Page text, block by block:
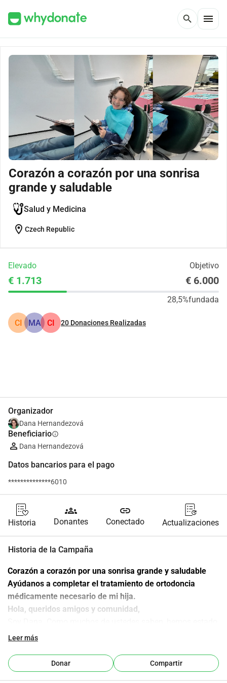
search menu
Corazón a corazón por una sonrisa
grande y saludable
Salud y Medicina
location_on Czech Republic
Elevado Objetivo
€ 1.713 € 6.000
28,5%fundada
CI MA CI 20 Donaciones Realizadas
Organizador
Dana Hernandezová
Beneficiarioinfo
Dana Hernandezová
Datos bancarios para el pago
**************6010
Historia
groups
Donantes
link
Conectado Actualizaciones
Historia de la Campaña
Corazón a corazón por una sonrisa grande y saludable
Ayúdanos a completar el tratamiento de ortodoncia
médicamente necesario de mi hija.
Hola, queridos amigos y comunidad,
recaudando fondos para apoyar mi camino hacia la salud,
muestra signos de sanación, por lo cual estoy
profundamente agradecida.
Leer más
Donar Compartir